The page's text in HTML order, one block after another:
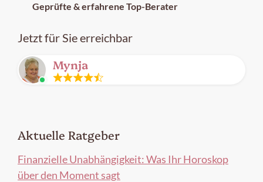
Geprüfte & erfahrene Top-Berater
Jetzt für Sie erreichbar
Mynja
Aktuelle Ratgeber
Finanzielle Unabhängigkeit: Was Ihr Horoskop
über den Moment sagt